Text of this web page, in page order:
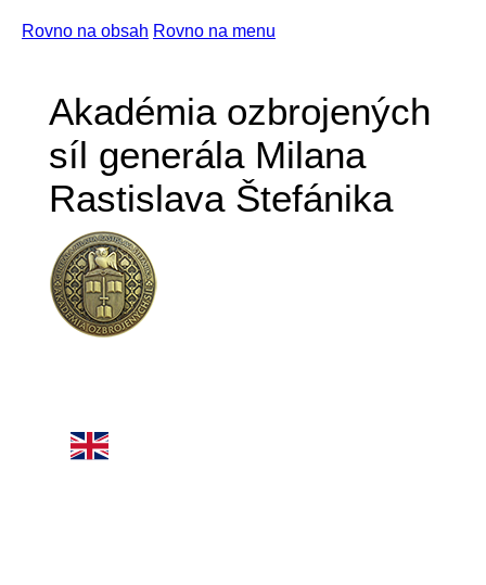
Rovno na obsah Rovno na menu
Akadémia ozbrojených
síl generála Milana
Rastislava Štefánika